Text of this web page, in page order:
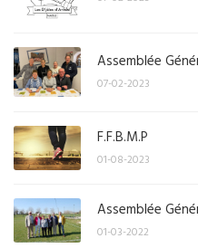
Assemblée
07-02-2023
F.F.B.M.P
01-08-2023
Assemblée
01-03-2022